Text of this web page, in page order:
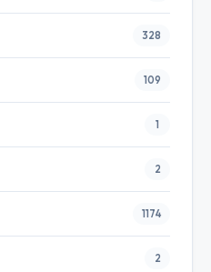
328
109
1
2
1174
2